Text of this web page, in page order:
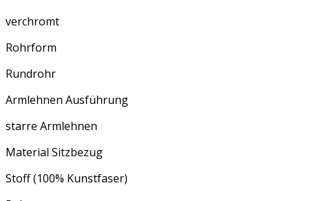
verchromt
Rohrform
Rundrohr
Armlehnen Ausführung
starre Armlehnen
Material Sitzbezug
Stoff (100% Kunstfaser)